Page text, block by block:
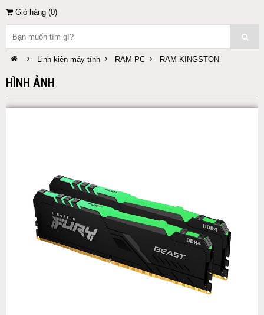
Giỏ hàng (0)
Linh kiện máy tính RAM PC RAM KINGSTON
HÌNH ẢNH